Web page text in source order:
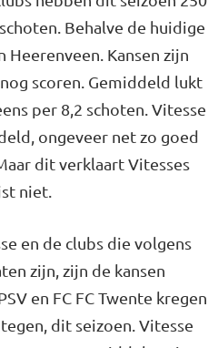
Behalve de huidige
Heerenveen. Kansen zijn
scoren. Gemiddeld lukt
per 8,2 schoten. Vitesse
ongeveer net zo goed
dit verklaart Vitesses
niet.
en de clubs die volgens
zijn, zijn de kansen
en FC FC Twente kregen
dit seizoen. Vitesse